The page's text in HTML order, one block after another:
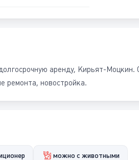
аренду, Кирьят-Моцкин.
ремонта, новостройка.
можно с животными